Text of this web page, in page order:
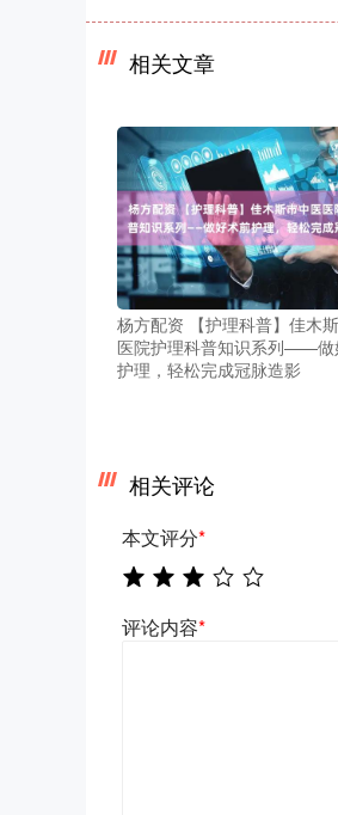
相关文章
杨方配资 【护理科普】佳木
医院护理科普知识系列——做
护理，轻松完成冠脉造影
相关评论
本文评分*
评论内容*